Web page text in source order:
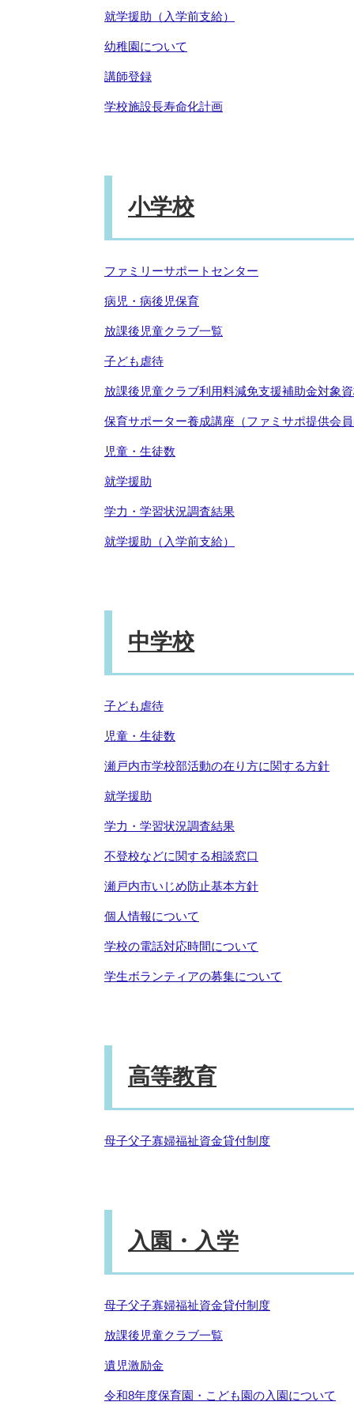
就学援助（入学前支給）
幼稚園について
講師登録
学校施設長寿命化計画
小学校
ファミリーサポートセンター
病児・病後児保育
放課後児童クラブ一覧
子ども虐待
放課後児童クラブ利用料減免支援補助金対象
保育サポーター養成講座（ファミサポ提供会
児童・生徒数
就学援助
学力・学習状況調査結果
就学援助（入学前支給）
中学校
子ども虐待
児童・生徒数
瀬戸内市学校部活動の在り方に関する方針
就学援助
学力・学習状況調査結果
不登校などに関する相談窓口
瀬戸内市いじめ防止基本方針
個人情報について
学校の電話対応時間について
学生ボランティアの募集について
高等教育
母子父子寡婦福祉資金貸付制度
入園・入学
母子父子寡婦福祉資金貸付制度
放課後児童クラブ一覧
遺児激励金
令和8年度保育園・こども園の入園について